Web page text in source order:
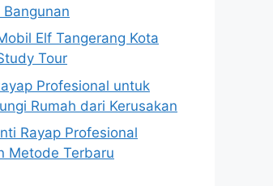
Bangunan
Elf Tangerang Kota
Tour
Profesional untuk
Rumah dari Kerusakan
Rayap Profesional
Metode Terbaru